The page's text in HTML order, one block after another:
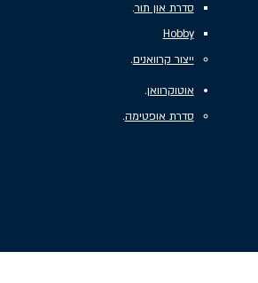
סדרת און תור.
Hobby
ייצור קרוואנים.
אוטוקרוואן.
סדרת אופטימה.